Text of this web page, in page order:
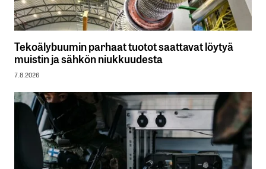
Tekoälybuumin parhaat tuotot saattavat löytyä
muistin ja sähkön niukkuudesta
7.8.2026